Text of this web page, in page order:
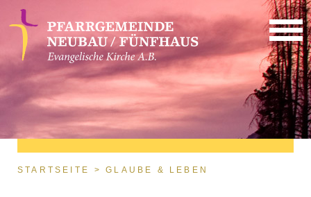
Direkt zum Inhalt
Sie sind hier
STARTSEITE GLAUBE & LEBEN